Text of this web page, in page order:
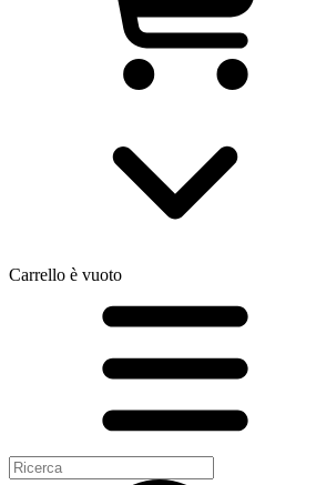
Carrello è vuoto